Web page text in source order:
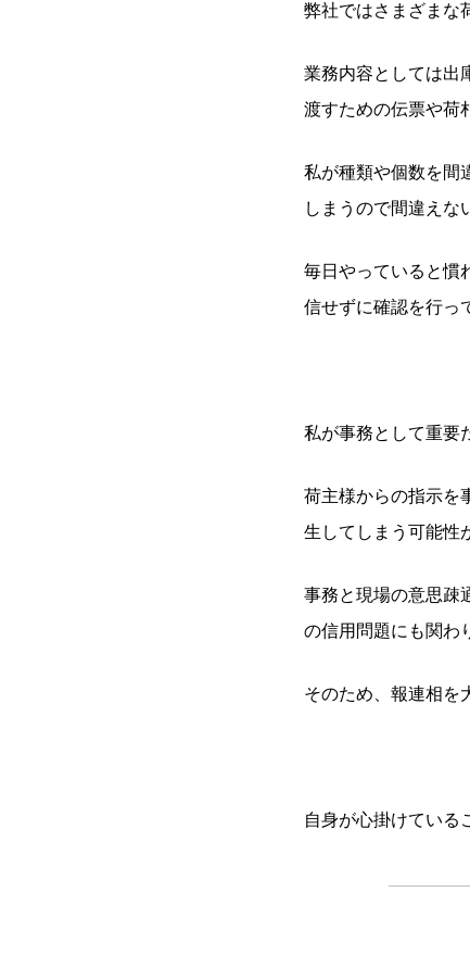
弊社ではさまざまな
業務内容としては出
渡すための伝票や荷
私が種類や個数を間
しまうので間違えな
毎日やっていると慣
信せずに確認を行っ
私が事務として重要
荷主様からの指示を
生してしまう可能性
事務と現場の意思疎
の信用問題にも関わ
そのため、報連相を
自身が心掛けている